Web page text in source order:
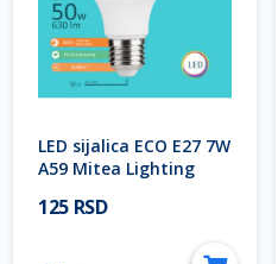
LED sijalica ECO E27 7W
A59 Mitea Lighting
125 RSD